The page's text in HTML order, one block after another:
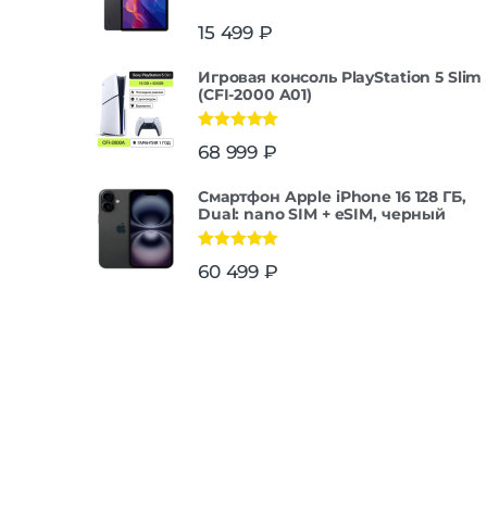
15 499 ₽
Игровая консоль PlayStation 5 Slim
(CFI-2000 A01)
из 5
68 999 ₽
Смартфон Apple iPhone 16 128 ГБ,
Dual: nano SIM + eSIM, черный
из 5
60 499 ₽